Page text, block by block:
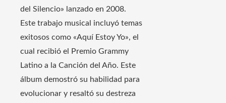
del Silencio» lanzado en 2008.
Este trabajo musical incluyó temas
exitosos como «Aquí Estoy Yo», el
cual recibió el Premio Grammy
Latino a la Canción del Año. Este
álbum demostró su habilidad para
evolucionar y resaltó su destreza